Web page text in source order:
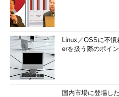
Linux／OSSに不
erを扱う際のポイン
国内市場に登場し